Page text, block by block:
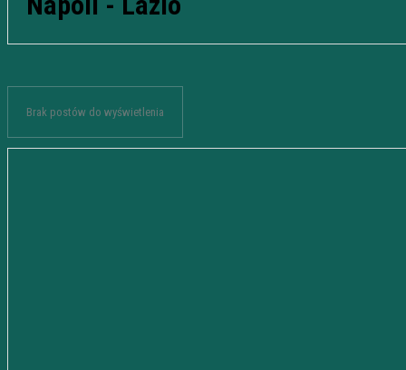
Brak postów do wyświetlenia